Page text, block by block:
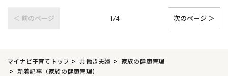
＜ 前のページ 1/4 次のページ ＞
マイナビ子育てトップ 共働き夫婦
家族の健康管理
新着記事（家族の健康管理）